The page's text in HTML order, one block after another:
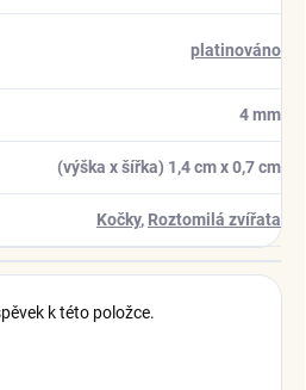
platinováno
4 mm
(výška x šířka) 1,4 cm x 0,7 cm
Kočky, Roztomilá zvířata
k této položce.